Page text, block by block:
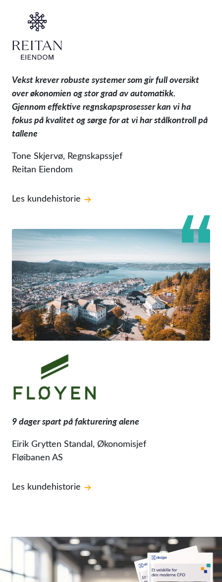
Vekst krever robuste systemer som gir full oversikt
over økonomien og stor grad av automatikk.
Gjennom effektive regnskapsprosesser kan vi ha
fokus på kvalitet og sørge for at vi har stålkontroll på
tallene
Tone Skjervø, Regnskapssjef
Reitan Eiendom
Les kundehistorie
9 dager spart på fakturering alene
Eirik Grytten Standal, Økonomisjef
Fløibanen AS
Les kundehistorie